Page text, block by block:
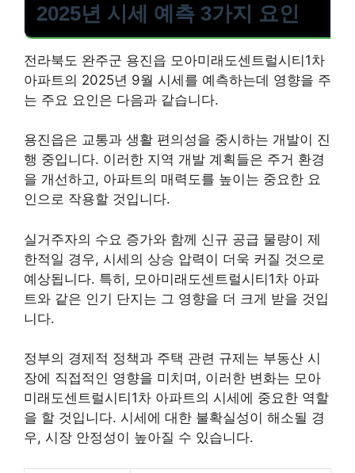
2025년 시세 예측 3가지 요인
전라북도 완주군 용진읍 모아미래도센트럴시티1차
아파트의 2025년 9월 시세를 예측하는데 영향을 주
는 주요 요인은 다음과 같습니다.
용진읍은 교통과 생활 편의성을 중시하는 개발이 진
행 중입니다. 이러한 지역 개발 계획들은 주거 환경
을 개선하고, 아파트의 매력도를 높이는 중요한 요
인으로 작용할 것입니다.
실거주자의 수요 증가와 함께 신규 공급 물량이 제
한적일 경우, 시세의 상승 압력이 더욱 커질 것으로
예상됩니다. 특히, 모아미래도센트럴시티1차 아파
트와 같은 인기 단지는 그 영향을 더 크게 받을 것입
니다.
정부의 경제적 정책과 주택 관련 규제는 부동산 시
장에 직접적인 영향을 미치며, 이러한 변화는 모아
미래도센트럴시티1차 아파트의 시세에 중요한 역할
을 할 것입니다. 시세에 대한 불확실성이 해소될 경
우, 시장 안정성이 높아질 수 있습니다.